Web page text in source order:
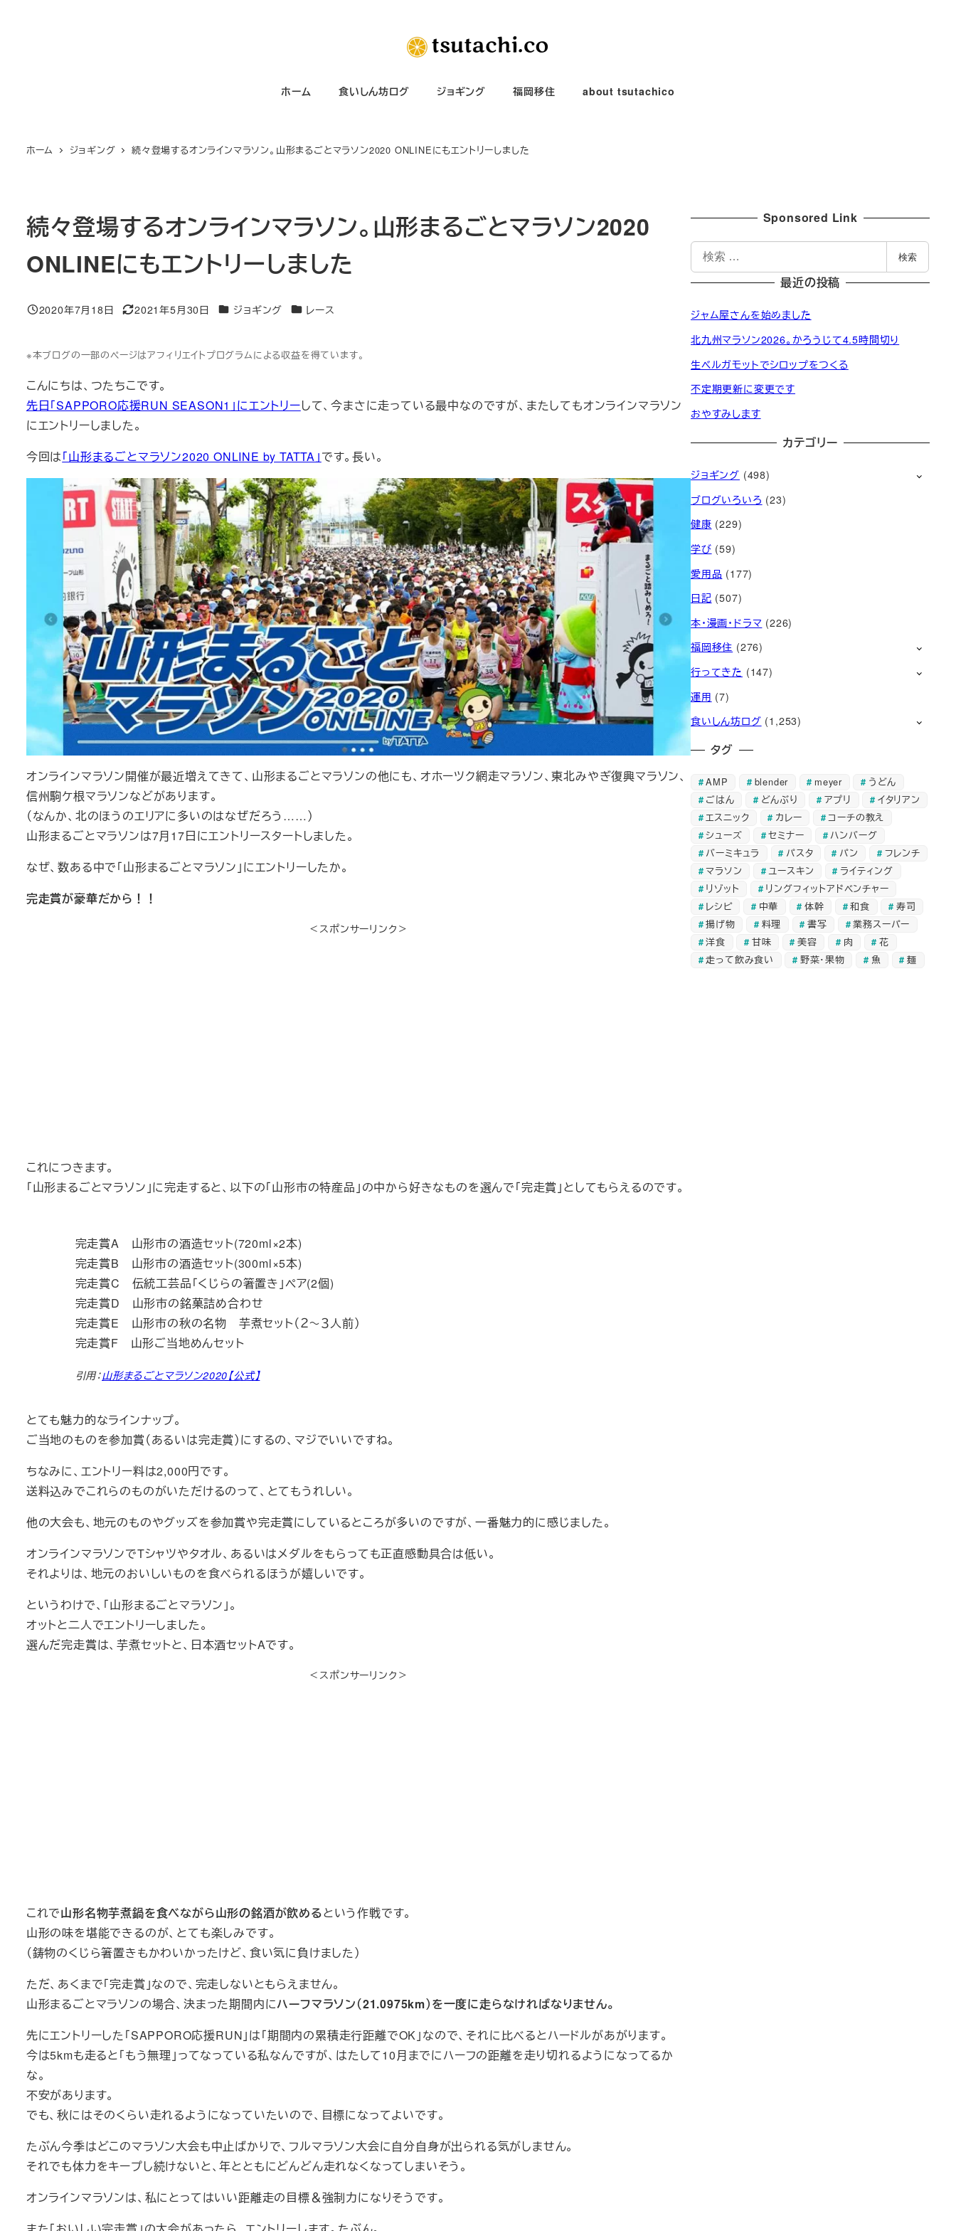
ホーム 食いしん坊ログ ジョギング 福岡移住 about tsutachico
ホーム ジョギング 続々登場するオンラインマラソン。山形まるごとマラソン2020 ONLINEにもエントリーしました
続々登場するオンラインマラソン。山形まるごとマラソン2020
ONLINEにもエントリーしました
投稿日
2020年7月18日
更新日
2021年5月30日 カテゴリー
ジョギング カテゴリー
レース
※本ブログの一部のページはアフィリエイトプログラムによる収益を得ています。
こんにちは、つたちこです。
先日「SAPPORO応援RUN SEASON1」にエントリーして、今まさに走っている最中なのですが、またしてもオンラインマラソン
にエントリーしました。
今回は「山形まるごとマラソン2020 ONLINE by TATTA」です。長い。
オンラインマラソン開催が最近増えてきて、山形まるごとマラソンの他にも、オホーツク網走マラソン、東北みやぎ復興マラソン、
信州駒ケ根マラソンなどがあります。
（なんか、北のほうのエリアに多いのはなぜだろう……）
山形まるごとマラソンは7月17日にエントリースタートしました。
なぜ、数ある中で「山形まるごとマラソン」にエントリーしたか。
完走賞が豪華だから！！
＜スポンサーリンク＞
これにつきます。
「山形まるごとマラソン」に完走すると、以下の「山形市の特産品」の中から好きなものを選んで「完走賞」としてもらえるのです。
完走賞A 山形市の酒造セット(720ml×2本)
完走賞B 山形市の酒造セット(300ml×5本)
完走賞C 伝統工芸品「くじらの箸置き」ペア(2個)
完走賞D 山形市の銘菓詰め合わせ
完走賞E 山形市の秋の名物 芋煮セット（２～３人前）
完走賞F 山形ご当地めんセット
引用：山形まるごとマラソン2020【公式】
とても魅力的なラインナップ。
ご当地のものを参加賞（あるいは完走賞）にするの、マジでいいですね。
ちなみに、エントリー料は2,000円です。
送料込みでこれらのものがいただけるのって、とてもうれしい。
他の大会も、地元のものやグッズを参加賞や完走賞にしているところが多いのですが、一番魅力的に感じました。
オンラインマラソンでTシャツやタオル、あるいはメダルをもらっても正直感動具合は低い。
それよりは、地元のおいしいものを食べられるほうが嬉しいです。
というわけで、「山形まるごとマラソン」。
オットと二人でエントリーしました。
選んだ完走賞は、芋煮セットと、日本酒セットAです。
＜スポンサーリンク＞
これで山形名物芋煮鍋を食べながら山形の銘酒が飲めるという作戦です。
山形の味を堪能できるのが、とても楽しみです。
（鋳物のくじら箸置きもかわいかったけど、食い気に負けました）
ただ、あくまで「完走賞」なので、完走しないともらえません。
山形まるごとマラソンの場合、決まった期間内にハーフマラソン（21.0975km）を一度に走らなければなりません。
先にエントリーした「SAPPORO応援RUN」は「期間内の累積走行距離でOK」なので、それに比べるとハードルがあがります。
今は5kmも走ると「もう無理」ってなっている私なんですが、はたして10月までにハーフの距離を走り切れるようになってるか
な。
不安があります。
でも、秋にはそのくらい走れるようになっていたいので、目標になってよいです。
たぶん今季はどこのマラソン大会も中止ばかりで、フルマラソン大会に自分自身が出られる気がしません。
それでも体力をキープし続けないと、年とともにどんどん走れなくなってしまいそう。
オンラインマラソンは、私にとってはいい距離走の目標＆強制力になりそうです。
Sponsored Link
索
検索
最近の投稿
ジャム屋さんを始めました
北九州マラソン2026。かろうじて4.5時間切り
生ベルガモットでシロップをつくる
不定期更新に変更です
おやすみします
カテゴリー
ジョギング (498)
ブログいろいろ (23)
健康 (229)
学び (59)
愛用品 (177)
日記 (507)
本・漫画・ドラマ (226)
福岡移住 (276)
行ってきた (147)
運用 (7)
食いしん坊ログ (1,253)
タグ
AMP blender meyer
うどん
ごはん
どんぶり アプリ
イタリアン
エスニック
カレー
コーチの教え
シューズ
セミナー
ハンバーグ
バーミキュラ
パスタ パン
フレンチ
マラソン
ユースキン
ライティング
リゾット
リングフィットアドベンチャー
レシピ
中華 体幹 和食
寿司
揚げ物
料理 書写
業務スーパー
洋食
甘味 美容 肉
花
走って飲み食い
野菜・果物 魚 麺